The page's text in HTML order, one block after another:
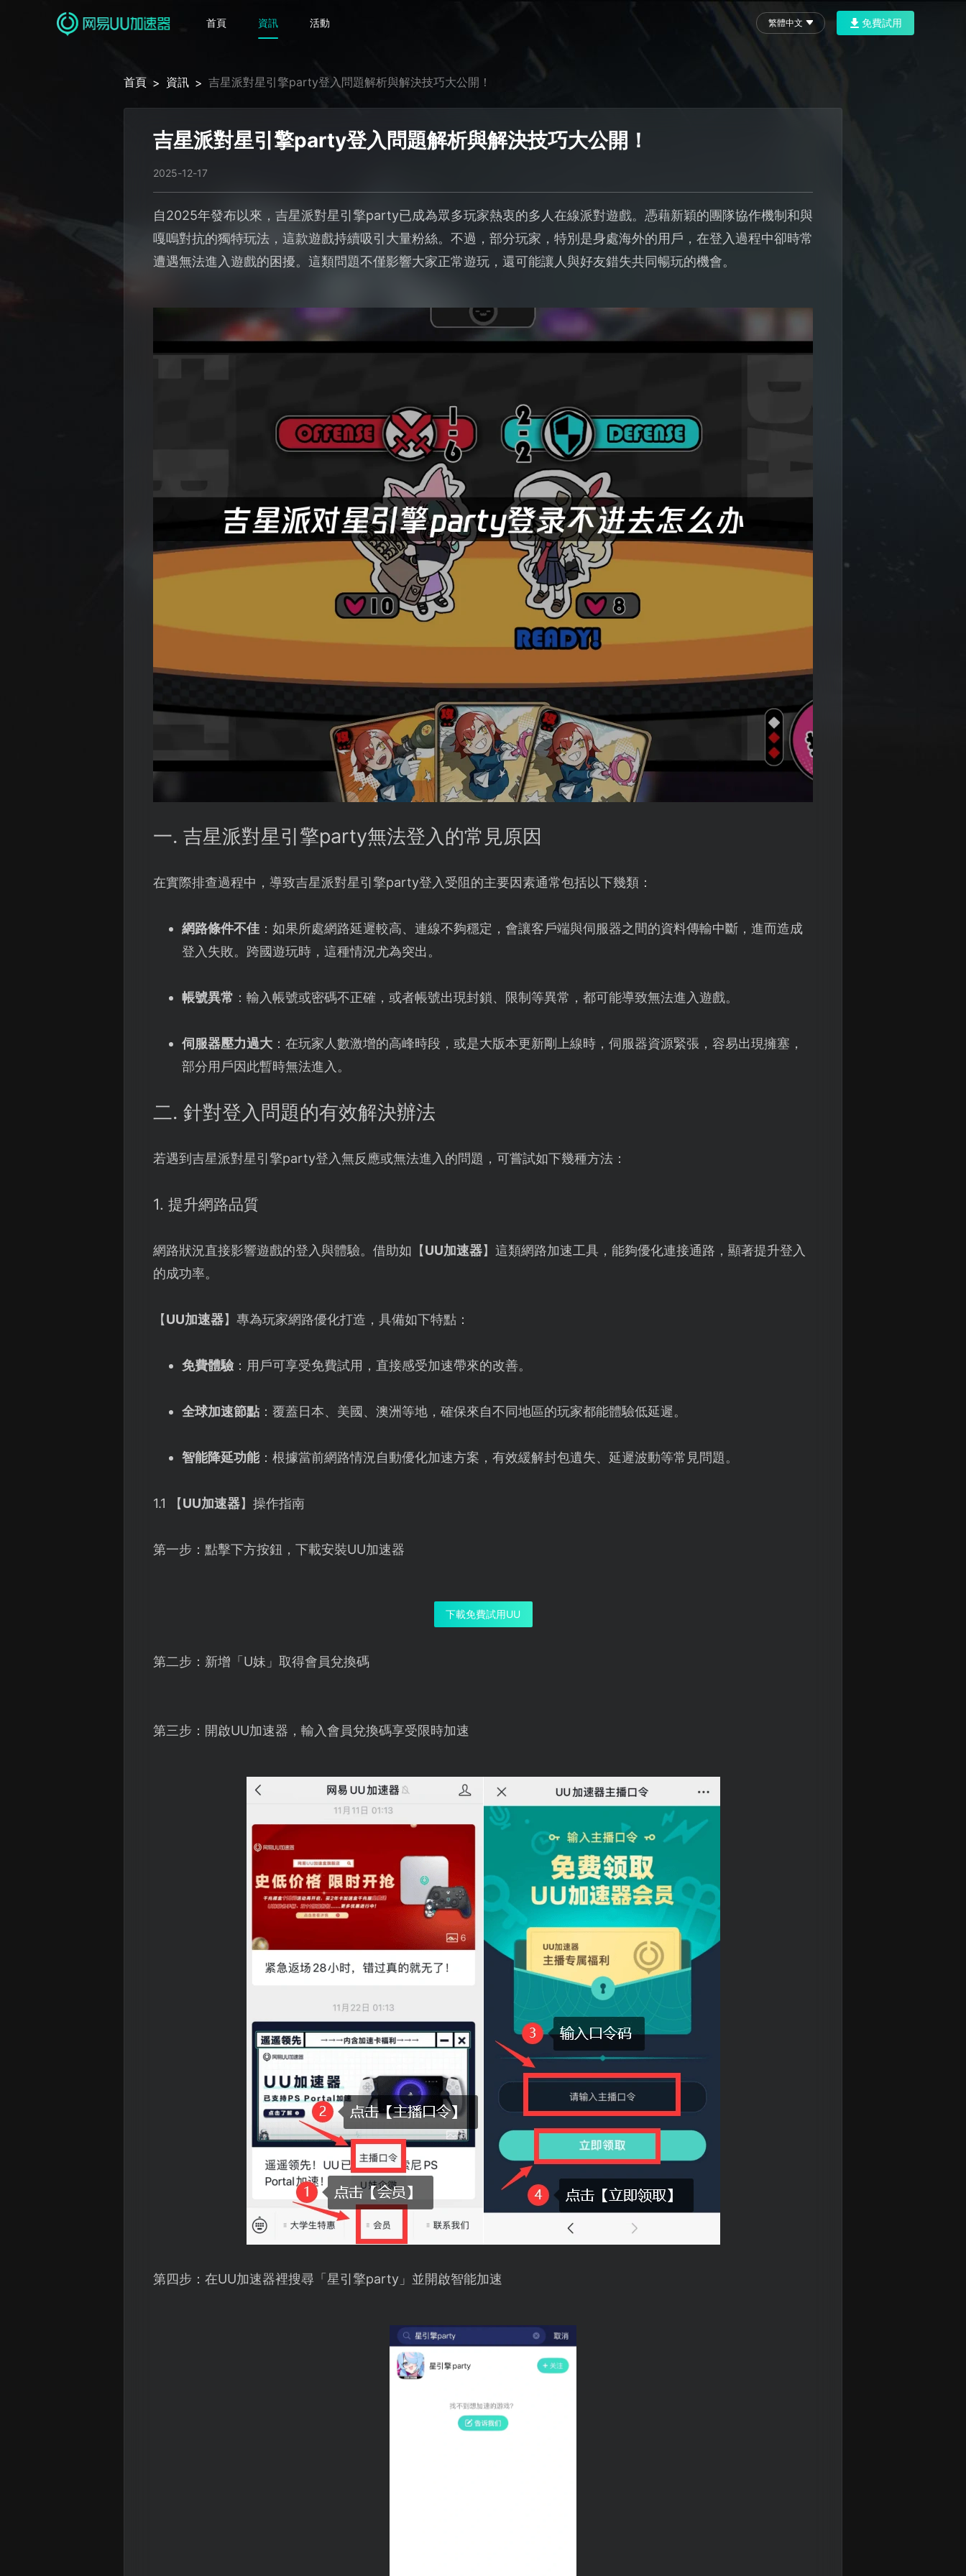
首頁 資訊 活動 繁體中文 免費試用
首頁 > 資訊 > 吉星派對星引擎party登入問題解析與解決技巧大公開！
吉星派對星引擎party登入問題解析與解決技巧大公開！
2025-12-17
自2025年發布以來，吉星派對星引擎party已成為眾多玩家熱衷的多人在線派對遊戲。憑藉新穎的團隊協作機制和與
嘎嗚對抗的獨特玩法，這款遊戲持續吸引大量粉絲。不過，部分玩家，特別是身處海外的用戶，在登入過程中卻時常
遭遇無法進入遊戲的困擾。這類問題不僅影響大家正常遊玩，還可能讓人與好友錯失共同暢玩的機會。
一. 吉星派對星引擎party無法登入的常見原因
在實際排查過程中，導致吉星派對星引擎party登入受阻的主要因素通常包括以下幾類：
網路條件不佳：如果所處網路延遲較高、連線不夠穩定，會讓客戶端與伺服器之間的資料傳輸中斷，進而造成
登入失敗。跨國遊玩時，這種情況尤為突出。
帳號異常 ：輸入帳號或密碼不正確，或者帳號出現封鎖、限制等異常，都可能導致無法進入遊戲。
伺服器壓力過大：在玩家人數激增的高峰時段，或是大版本更新剛上線時，伺服器資源緊張，容易出現擁塞，
部分用戶因此暫時無法進入。
二. 針對登入問題的有效解決辦法
若遇到吉星派對星引擎party登入無反應或無法進入的問題，可嘗試如下幾種方法：
1. 提升網路品質
網路狀況直接影響遊戲的登入與體驗。借助如【UU加速器】這類網路加速工具，能夠優化連接通路，顯著提升登入
的成功率。
【UU加速器】專為玩家網路優化打造，具備如下特點：
免費體驗：用戶可享受免費試用，直接感受加速帶來的改善。
全球加速節點：覆蓋日本、美國、澳洲等地，確保來自不同地區的玩家都能體驗低延遲。
智能降延功能：根據當前網路情況自動優化加速方案，有效緩解封包遺失、延遲波動等常見問題。
1.1 【UU加速器】操作指南
第一步：點擊下方按鈕，下載安裝UU加速器
下載免費試用UU
第二步：新增「U妹」取得會員兌換碼
第三步：開啟UU加速器，輸入會員兌換碼享受限時加速
第四步：在UU加速器裡搜尋「星引擎party」並開啟智能加速